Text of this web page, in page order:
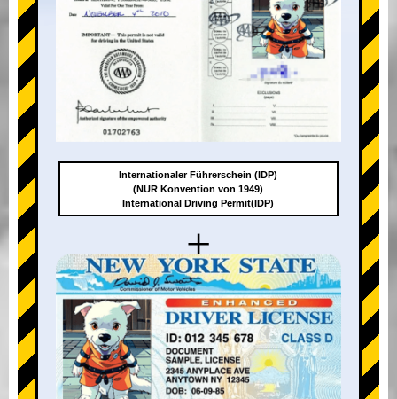
+
Internationaler Führerschein (IDP)
(NUR Konvention von 1949)
International Driving Permit(IDP)